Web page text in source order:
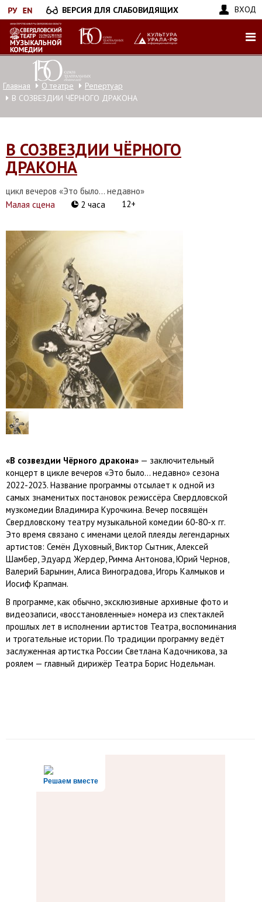
Перейти
к
основному
содержанию
ВЕРСИЯ ДЛЯ СЛАБОВИДЯЩИХ ВХОД
Главная О театре
Репертуар
В СОЗВЕЗДИИ ЧЁРНОГО ДРАКОНА
В СОЗВЕЗДИИ ЧЁРНОГО
ДРАКОНА
цикл вечеров «Это было… недавно»
Малая сцена
2 часа 12+
«В созвездии Чёрного дракона» — заключительный
концерт в цикле вечеров «Это было… недавно» сезона
2022-2023. Название программы отсылает к одной из
самых знаменитых постановок режиссёра Свердловской
музкомедии Владимира Курочкина. Вечер посвящён
Свердловскому театру музыкальной комедии 60-80-х гг.
Это время связано с именами целой плеяды легендарных
артистов: Семён Духовный, Виктор Сытник, Алексей
Шамбер, Эдуард Жердер, Римма Антонова, Юрий Чернов,
Валерий Барынин, Алиса Виноградова, Игорь Калмыков и
Иосиф Крапман.
В программе, как обычно, эксклюзивные архивные фото и
видеозаписи, «восстановленные» номера из спектаклей
прошлых лет в исполнении артистов Театра, воспоминания
и трогательные истории. По традиции программу ведёт
заслуженная артистка России Светлана Кадочникова, за
роялем — главный дирижёр Театра Борис Нодельман.
Решаем вместе